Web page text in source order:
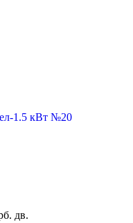
1.5 кВт №20
дв.